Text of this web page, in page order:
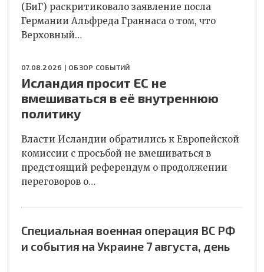
(БиГ) раскритиковало заявление посла
Германии Альфреда Граннаса о том, что
Верховный…
07.08.2026 | ОБЗОР СОБЫТИЙ
Исландия просит ЕС не
вмешиваться в её внутреннюю
политику
Власти Исландии обратились к Европейской
комиссии с просьбой не вмешиваться в
предстоящий референдум о продолжении
переговоров о…
Специальная военная операция ВС РФ
и события на Украине 7 августа, день